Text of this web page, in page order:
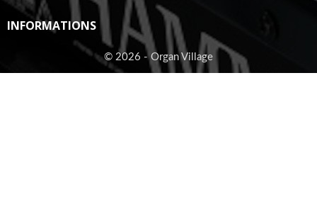
INFORMATIONS
© 2026 - Organ Village